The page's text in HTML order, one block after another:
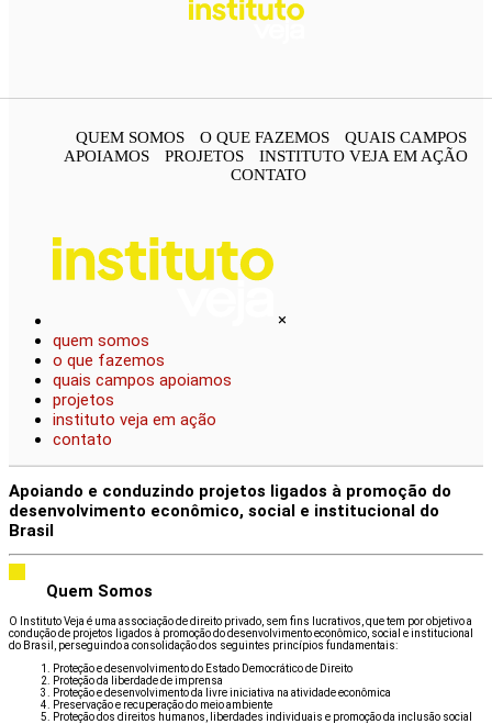
QUEM SOMOS O QUE FAZEMOS
QUAIS CAMPOS
APOIAMOS
PROJETOS
INSTITUTO VEJA EM AÇÃO
CONTATO
×
quem somos
o que fazemos
quais campos apoiamos
projetos
instituto veja em ação
contato
Apoiando e conduzindo projetos ligados à promoção do
desenvolvimento econômico, social e institucional do
Brasil
Quem Somos
O Instituto Veja é uma associação de direito privado, sem fins lucrativos, que tem por objetivo a
condução de projetos ligados à promoção do desenvolvimento econômico, social e institucional
do Brasil, perseguindo a consolidação dos seguintes princípios fundamentais:
Proteção e desenvolvimento do Estado Democrático de Direito
Proteção da liberdade de imprensa
Proteção e desenvolvimento da livre iniciativa na atividade econômica
Preservação e recuperação do meio ambiente
Proteção dos direitos humanos, liberdades individuais e promoção da inclusão social